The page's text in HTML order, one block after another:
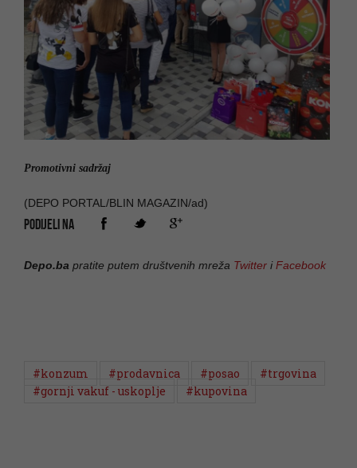
Promotivni sadržaj
(DEPO PORTAL/BLIN MAGAZIN/ad)
PODIJELI NA
Depo.ba pratite putem društvenih mreža Twitter iFacebook
#konzum #prodavnica #posao
#trgovina
#gornji vakuf - uskoplje
#kupovina